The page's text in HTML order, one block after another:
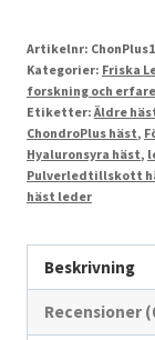
Artikelnr:
Kategorier: Friska
forskning och
Etiketter: Äldre
ChondroPlus häst,
Hyaluronsyra häst,
Pulverledtillskott
häst leder
Beskrivning
Recensioner